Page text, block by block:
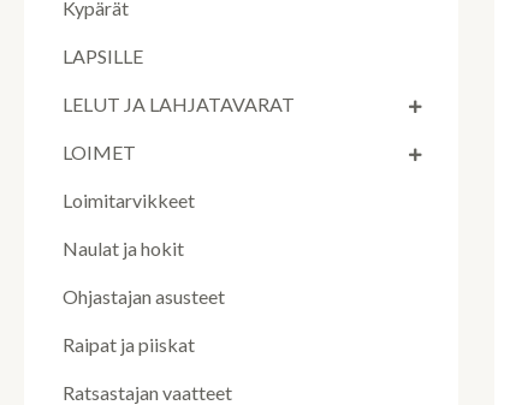
Kypärät
LAPSILLE
LELUT JA LAHJATAVARAT
LOIMET
Loimitarvikkeet
Naulat ja hokit
Ohjastajan asusteet
Raipat ja piiskat
Ratsastajan vaatteet